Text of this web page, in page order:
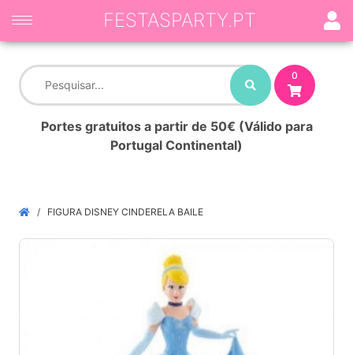
0
Portes gratuitos a partir de 50€ (Válido para
Portugal Continental)
FESTASPARTY.PT
FIGURA DISNEY CINDERELA BAILE